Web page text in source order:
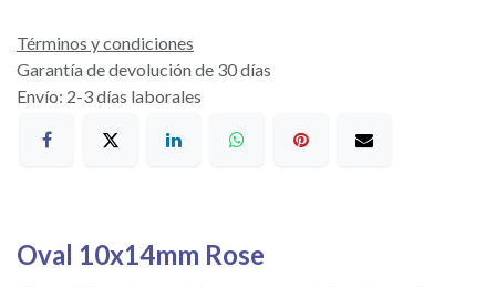
Términos y condiciones
Garantía de devolución de 30 días
Envío: 2-3 días laborales
Oval 10x14mm Rose